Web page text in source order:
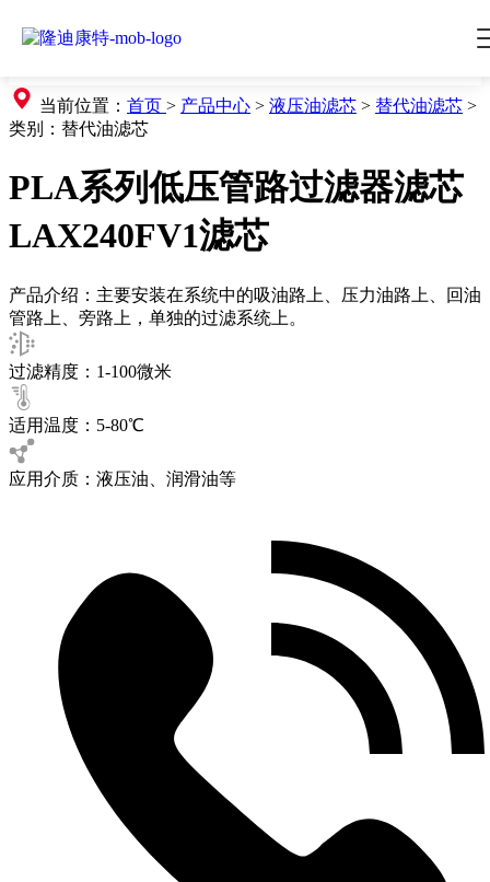
当前位置： 首页 > 产品中心 > 液压油滤芯 > 替代油滤芯 >
类别： 替代油滤芯
PLA系列低压管路过滤器滤芯
LAX240FV1滤芯
产品介绍：主要安装在系统中的吸油路上、压力油路上、回油
管路上、旁路上，单独的过滤系统上。
过滤精度：1-100微米
适用温度：5-80℃
应用介质：液压油、润滑油等